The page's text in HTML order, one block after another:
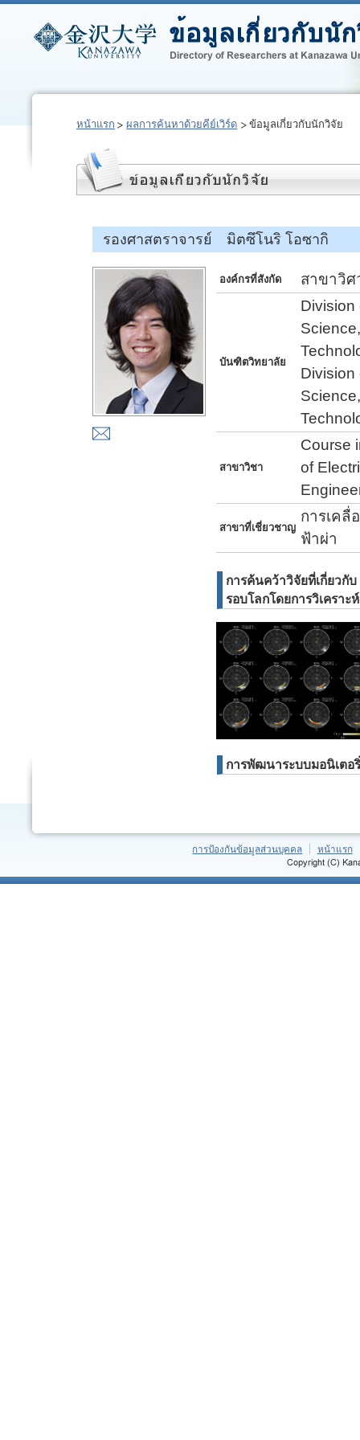
หน้าแรก ผลการค้นหาด้วยคีย์เวิร์ด ข้อมูลเกี่ยวกับนักวิจัย
รองศาสตราจารย์ มิตซึโนริ โอซากิ
องค์กรที่สังกัด สาขาวิศ
บันฑิตวิทยาลัย
Division
Division
สาขาวิชา
Course
of
สาขาที่เชี่ยวชาญ
การเคลื่
ฟ้าผ่า
การค้นคว้าวิจัยที่เกี่ยว
รอบโลกโดยการวิเครา
การพัฒนาระบบมอนิเต
การป้องกันข้อมูลส่วนบุคคล หน้าแรก